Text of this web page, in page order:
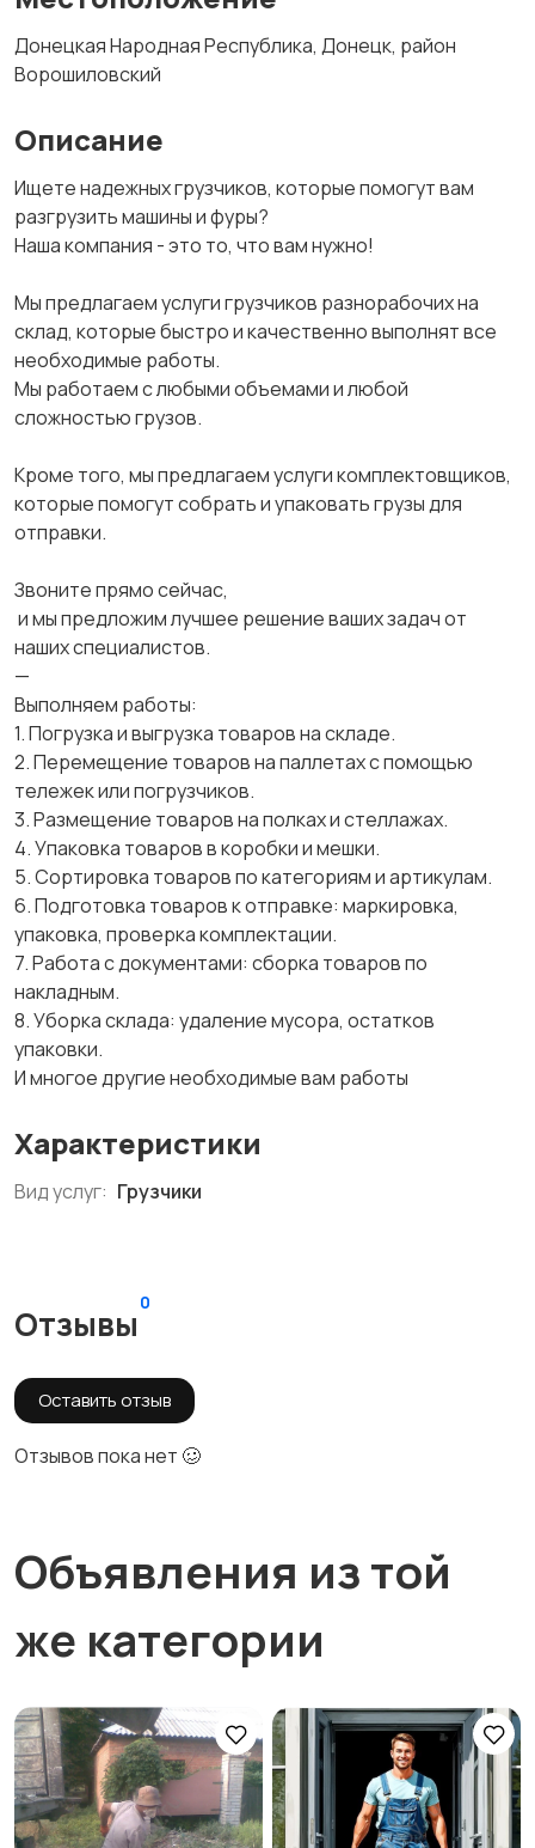
Донецкая Народная Республика, Донецк, район
Ворошиловский
Описание
Ищете надежных грузчиков, которые помогут вам
разгрузить машины и фуры?
‎Наша компания - это то, что вам нужно!
‎Мы предлагаем услуги грузчиков разнорабочих на
склад, которые быстро и качественно выполнят все
необходимые работы.
‎Мы работаем с любыми объемами и любой
сложностью грузов.
‎Кроме того, мы предлагаем услуги комплектовщиков,
которые помогут собрать и упаковать грузы для
отправки.
‎Звоните прямо сейчас,
‎ и мы предложим лучшее решение ваших задач от
наших специалистов.
‎—
‎Выполняем работы:
‎1. Погрузка и выгрузка товаров на складе.
‎2. Перемещение товаров на паллетах с помощью
тележек или погрузчиков.
‎3. Размещение товаров на полках и стеллажах.
‎4. Упаковка товаров в коробки и мешки.
‎5. Сортировка товаров по категориям и артикулам.
‎6. Подготовка товаров к отправке: маркировка,
упаковка, проверка комплектации.
‎7. Работа с документами: сборка товаров по
накладным.
‎8. Уборка склада: удаление мусора, остатков
упаковки.
‎И многое другие необходимые вам работы
Характеристики
Вид услуг: Грузчики
Отзывы
0
Оставить отзыв
Отзывов пока нет 🥴
Объявления из той
же категории